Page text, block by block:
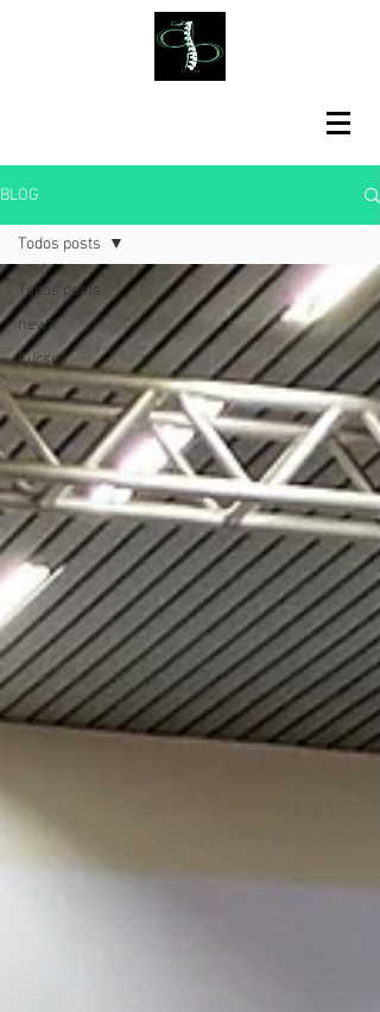
BLOG
Todos posts
news
Cursos
Todos posts